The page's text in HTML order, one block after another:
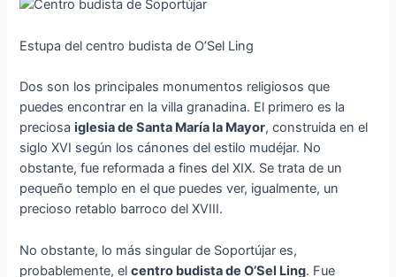
Estupa del centro budista de O’Sel Ling
Dos son los principales monumentos religiosos que
puedes encontrar en la villa granadina. El primero es la
preciosaiglesia de Santa María la Mayor, construida en el
siglo XVI según los cánones del estilo mudéjar. No
obstante, fue reformada a fines del XIX. Se trata de un
pequeño templo en el que puedes ver, igualmente, un
precioso retablo barroco del XVIII.
No obstante, lo más singular de Soportújar es,
probablemente, elcentro budista de O’Sel Ling. Fue